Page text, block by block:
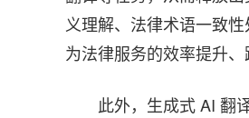
义理解、法律术语一致
为法律服务的效率提升
此外，生成式 AI 翻